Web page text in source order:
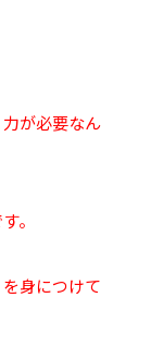
が必要なん
。
身につけて